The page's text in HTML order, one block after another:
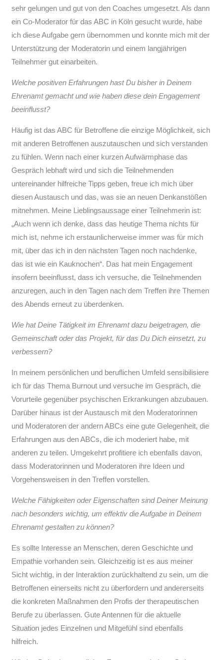
sehr gelungen und gut von den Coaches umgesetzt. Als dann
ein Co-Moderator für das ABC in Köln gesucht wurde, habe
ich diese Aufgabe gern übernommen und konnte mich mit der
Unterstützung der Moderatorin und einem langjährigen
Teilnehmer gut einarbeiten.
Welche positiven Erfahrungen hast Du bisher in Deinem
Ehrenamt gemacht und wie haben diese dein Engagement
beeinflusst?
Häufig ist das ABC für Betroffene die einzige Möglichkeit, sich
mit anderen Betroffenen auszutauschen und sich verstanden
zu fühlen. Wenn nach einer kurzen Aufwärmphase das
Gespräch lebhaft wird und sich die Teilnehmenden
untereinander hilfreiche Tipps geben, freue ich mich über
diesen Austausch und das, was sie an neuen Denkanstößen
mitnehmen. Meine Lieblingsaussage einer Teilnehmerin ist:
„Auch wenn ich denke, dass das heutige Thema nichts für
mich ist, nehme ich erstaunlicherweise immer was für mich
mit, über das ich in den nächsten Tagen noch nachdenke,
das ist wie ein Kauknochen“. Das hat mein Engagement
insofern beeinflusst, dass ich versuche, die Teilnehmenden
anzuregen, auch in den Tagen nach dem Treffen ihre Themen
des Abends erneut zu überdenken.
Wie hat Deine Tätigkeit im Ehrenamt dazu beigetragen, die
Gemeinschaft oder das Projekt, für das Du Dich einsetzt, zu
verbessern?
In meinem persönlichen und beruflichen Umfeld sensibilisiere
ich für das Thema Burnout und versuche im Gespräch, die
Vorurteile gegenüber psychischen Erkrankungen abzubauen.
Darüber hinaus ist der Austausch mit den Moderatorinnen
und Moderatoren der andern ABCs eine gute Gelegenheit, die
Erfahrungen aus den ABCs, die ich moderiert habe, mit
anderen zu teilen. Umgekehrt profitiere ich ebenfalls davon,
dass Moderatorinnen und Moderatoren ihre Ideen und
Vorgehensweisen in den Treffen vorstellen.
Welche Fähigkeiten oder Eigenschaften sind Deiner Meinung
nach besonders wichtig, um effektiv die Aufgabe in Deinem
Ehrenamt gestalten zu können?
Es sollte Interesse an Menschen, deren Geschichte und
Empathie vorhanden sein. Gleichzeitig ist es aus meiner
Sicht wichtig, in der Interaktion zurückhaltend zu sein, um die
Betroffenen einerseits nicht zu überfordern und andererseits
die konkreten Maßnahmen den Profis der therapeutischen
Berufe zu überlassen. Gute Antennen für die aktuelle
Situation jedes Einzelnen und Mitgefühl sind ebenfalls
hilfreich.